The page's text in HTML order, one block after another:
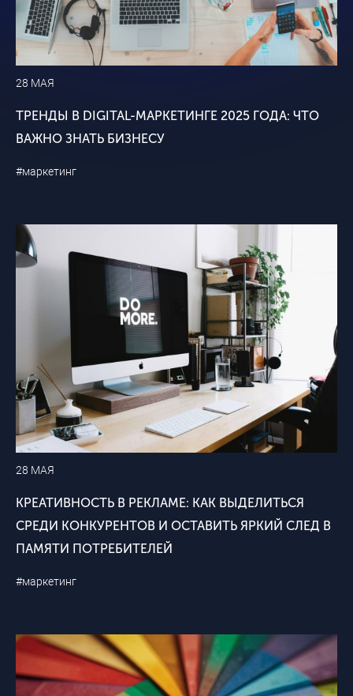
28 МАЯ
ТРЕНДЫ В DIGITAL-МАРКЕТИНГЕ 2025 ГОДА: ЧТО
ВАЖНО ЗНАТЬ БИЗНЕСУ
#маркетинг
28 МАЯ
КРЕАТИВНОСТЬ В РЕКЛАМЕ: КАК ВЫДЕЛИТЬСЯ
СРЕДИ КОНКУРЕНТОВ И ОСТАВИТЬ ЯРКИЙ СЛЕД В
ПАМЯТИ ПОТРЕБИТЕЛЕЙ
#маркетинг